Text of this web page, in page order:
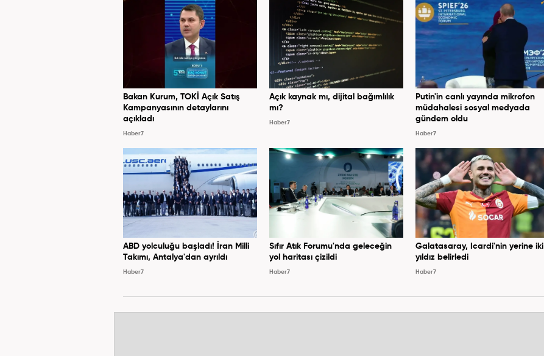
Bakan Kurum, TOKİ Açık Satış
Kampanyasının detaylarını
açıkladı
Haber7
Açık kaynak mı, dijital bağımlılık
mı?
Haber7
Putin'in canlı yayında mikrofon
müdahalesi sosyal medyada
gündem oldu
Haber7
ABD yolculuğu başladı! İran Milli
Takımı, Antalya'dan ayrıldı
Haber7
Sıfır Atık Forumu'nda geleceğin
yol haritası çizildi
Haber7
Galatasaray, Icardi'nin yerine iki
yıldız belirledi
Haber7